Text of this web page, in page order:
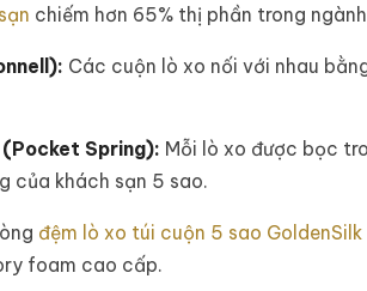
chiếm hơn 65% thị phần trong
Các cuộn lò xo nối với nhau
Spring): Mỗi lò xo được bọc
của khách sạn 5 sao.
đệm lò xo túi cuộn 5 sao GoldenSilk
foam cao cấp.